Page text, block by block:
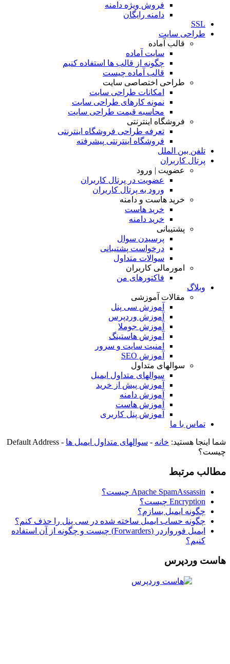
فروش ویژه دامنه
دامنه رایگان
SSL
طراحی سايت
قالب آماده
سایت آماده
چگونه از قالب ها استفاده کنیم
قالب آماده چیست
طراحی اختصاصی سایت
امکانات طراحی سایت
نمونه کارهای طراحی سایت
محاسبه قیمت طراحی سایت
فروشگاه اینترنتی
تعرفه طراحی فروشگاه اینترنتی
فروشگاه اینترنتی پیشرفته
تلفن بین الملل
پرتال کاربران
عضویت | ورود
عضویت در پرتال کاربران
ورود به پرتال کاربران
خرید هاست و دامنه
خرید هاست
خرید دامنه
پشتیبانی
پرسیدن سوال
درخواست پشتیبانی
سوالات متداول
امورمالی کاربران
فاکتورهای من
وبلاگ
مقالات آموزشی
آموزش سی پنل
آموزش وردپرس
آموزش جوملا
آموزش هاستینگ
امنیت سایت و سرور
آموزش SEO
سوالهای متداول
سوالهای متداول ایمیل
آموزش پیش از خرید
آموزش دامنه
آموزش هاست
آموزش پنل کاربری
تماس با ما
شما اینجا هستید: خانه - سوالهای متداول ایمیل ها -
Default Address
چیست؟
مطالب مرتبط
Apache SpamAssassin چیست؟
Encryption چیست؟
چگونه ایمیل بسازم؟
چگونه حساب ایمیل ساخته شده در سی پنل را حذف کنم؟
ایمیل فورواردر (Forwarders) چیست و چگونه از آن استفاده
کنیم؟
هاست وردپرس